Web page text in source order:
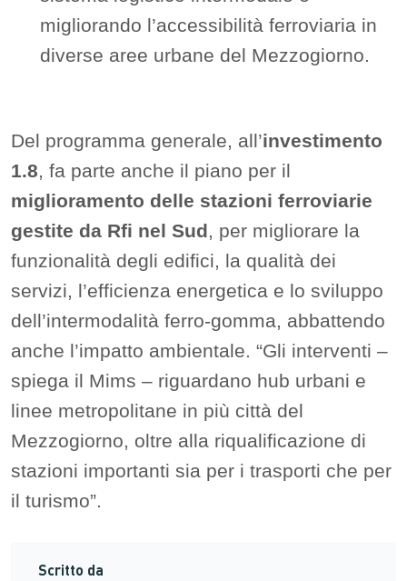
migliorando l’accessibilità ferroviaria in
diverse aree urbane del Mezzogiorno.
Del programma generale, all’investimento
1.8, fa parte anche il piano per il
miglioramento delle stazioni ferroviarie
gestite da Rfi nel Sud, per migliorare la
funzionalità degli edifici, la qualità dei
servizi, l’efficienza energetica e lo sviluppo
dell’intermodalità ferro-gomma, abbattendo
anche l’impatto ambientale. “Gli interventi –
spiega il Mims – riguardano hub urbani e
linee metropolitane in più città del
Mezzogiorno, oltre alla riqualificazione di
stazioni importanti sia per i trasporti che per
il turismo”.
Scritto da